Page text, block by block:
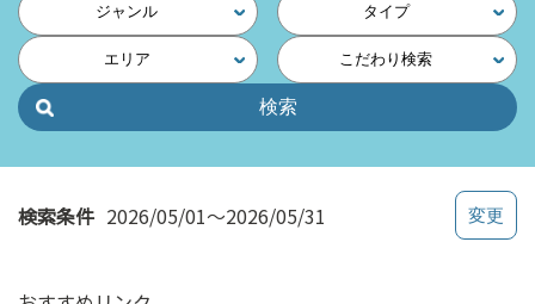
読
他
ペ
の
ジャンル タイプ
エリア こだわり検索
検索条件 2026/05/01～2026/05/31